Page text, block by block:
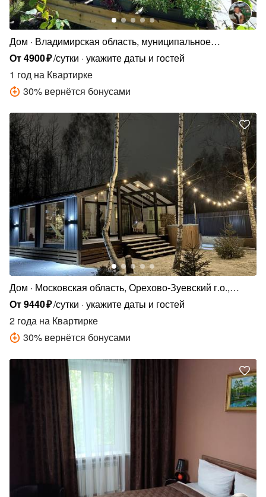
Дом
Владимирская область, муниципальное
образование Филипповское
От4900₽/сутки укажите даты и гостей
1 год на Квартирке
30% вернётся бонусами
Дом
Московская область, Орехово-Зуевский г.о.,
коттеджный п. Кудыкино Лайф, 1
От9440₽/сутки укажите даты и гостей
2 года на Квартирке
30% вернётся бонусами